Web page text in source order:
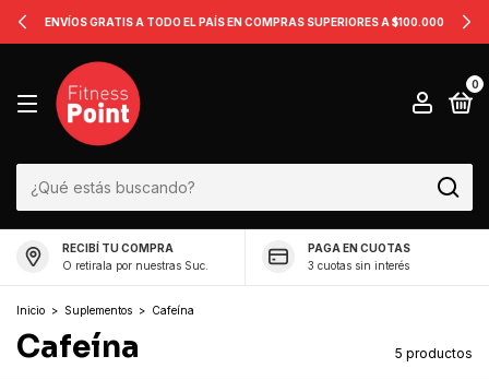
ENVÍOS GRATIS A TODO EL PAÍS EN COMPRAS SUPERIORES A $100.000
0
RECIBÍ TU COMPRA
O retirala por nuestras Suc.
PAGA EN CUOTAS
3 cuotas sin interés
Inicio > Suplementos > Cafeína
Cafeína 5 productos